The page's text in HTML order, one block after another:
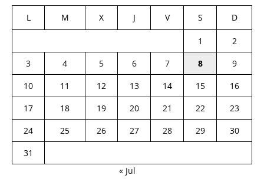
L M X J V S D
1
2
3
4 5 6 7 8
9
10
11 12 13 14 15
16
17
18 19 20 21 22
23
24
25 26 27 28 29
30
31
« Jul